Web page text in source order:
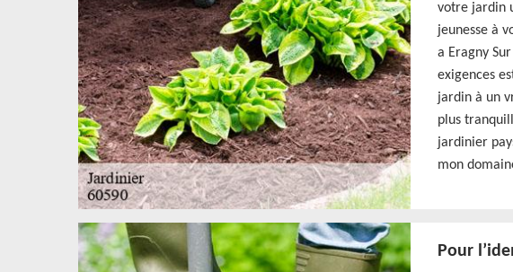
votre jardin
jeunesse à
a Eragny
exigences
jardin à un
plus
jardinier
mon
Pour